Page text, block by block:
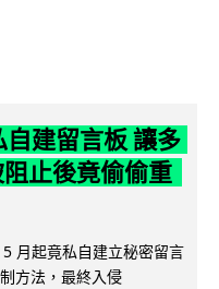
建留言板 讓多
止後竟偷偷重
月起竟私自建立秘密留言
方法，最終入侵